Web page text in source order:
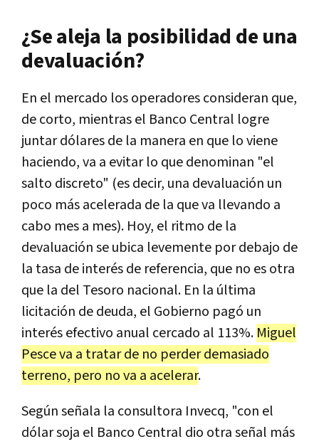
¿Se aleja la posibilidad de una
devaluación?
En el mercado los operadores consideran que,
de corto, mientras el Banco Central logre
juntar dólares de la manera en que lo viene
haciendo, va a evitar lo que denominan "el
salto discreto" (es decir, una devaluación un
poco más acelerada de la que va llevando a
cabo mes a mes). Hoy, el ritmo de la
devaluación se ubica levemente por debajo de
la tasa de interés de referencia, que no es otra
que la del Tesoro nacional. En la última
licitación de deuda, el Gobierno pagó un
interés efectivo anual cercado al 113%. Miguel
Pesce va a tratar de no perder demasiado
terreno, pero no va a acelerar.
Según señala la consultora Invecq, "con el
dólar soja el Banco Central dio otra señal más